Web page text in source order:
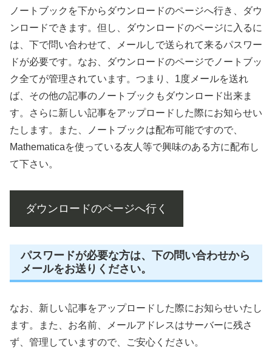
ノートブックを下からダウンロードのページへ行き、ダウ
ンロードできます。但し、ダウンロードのページに入るに
は、下で問い合わせて、メールしで送られて来るパスワー
ドが必要です。なお、ダウンロードのページでノートブッ
ク全てが管理されています。つまり、1度メールを送れ
ば、その他の記事のノートブックもダウンロード出来ま
す。さらに新しい記事をアップロードした際にお知らせい
たします。また、ノートブックは配布可能ですので、
Mathematicaを使っている友人等で興味のある方に配布し
て下さい。
ダウンロードのページへ行く
パスワードが必要な方は、下の問い合わせから
メールをお送りください。
なお、新しい記事をアップロードした際にお知らせいたし
ます。また、お名前、メールアドレスはサーバーに残さ
ず、管理していますので、ご安心ください。